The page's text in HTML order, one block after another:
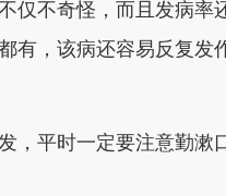
不奇怪，而且发病率
有，该病还容易反复发
平时一定要注意勤漱